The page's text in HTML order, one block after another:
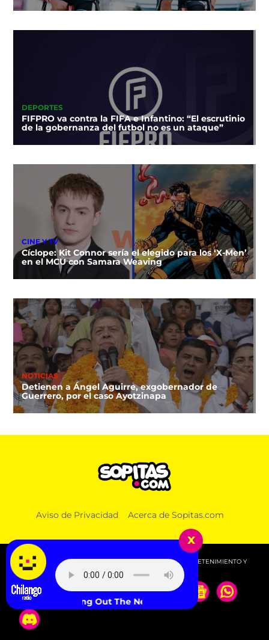
DEPORTES
FIFPRO va contra la FIFA e Infantino: “El escrutinio
de la gobernanza del futbol no es un ataque”
CINE Y TV
Cíclope: Kit Connor sería el elegido para los ‘X-Men’
en el MCU con Samara Weaving
NOTICIAS
Detienen a Ángel Aguirre, exgobernador de
Guerrero, por el caso Ayotzinapa
Aviso de Privacidad Acerca de Sopitas.com
© 2026 SOPITAS.COM - MÚSICA, NOTICIAS, DEPORTES, ENTRETENIMIENTO Y
MÁS!.
x
Out The Neighborhood